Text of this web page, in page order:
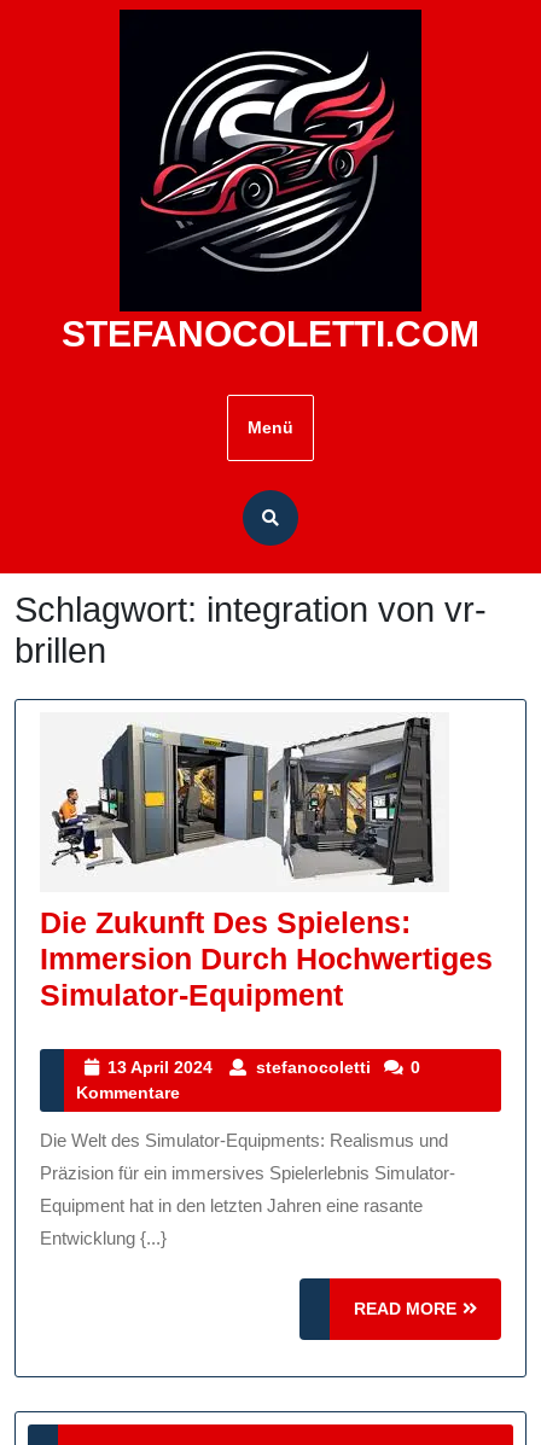
STEFANOCOLETTI.COM
Menü
Schlagwort: integration von vr-
brillen
Die Zukunft Des Spielens:
Immersion Durch Hochwertiges
Simulator-EquipmentDie
Des
Immersion
Durch
Hochwertiges
Equipment
13 April 2024
13
2024
stefanocoletti stefanocoletti
0
Kommentare
Die Welt des Simulator-Equipments: Realismus und
Präzision für ein immersives Spielerlebnis Simulator-
Equipment hat in den letzten Jahren eine rasante
Entwicklung {...}
READ MORE
READ
MORE